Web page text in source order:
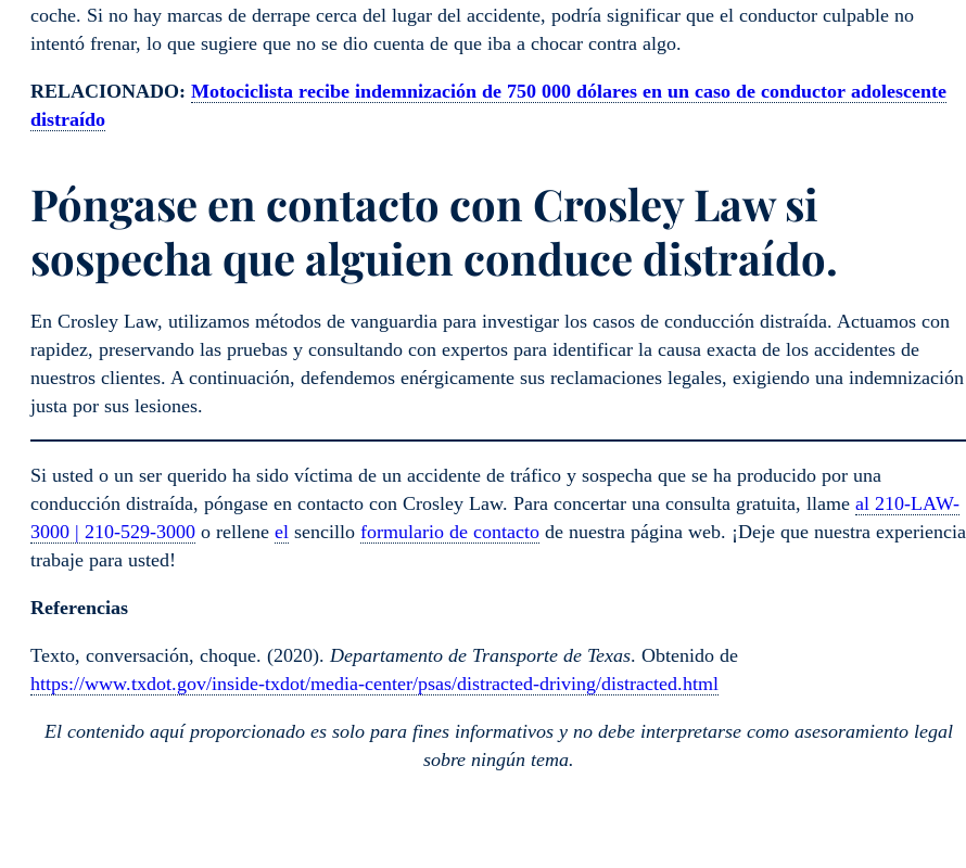
coche. Si no hay marcas de derrape cerca del lugar del accidente, podría significar que el conductor culpable no
intentó frenar, lo que sugiere que no se dio cuenta de que iba a chocar contra algo.
RELACIONADO: Motociclista recibe indemnización de 750 000 dólares en un caso de conductor adolescente
distraído
Póngase en contacto con Crosley Law si
sospecha que alguien conduce distraído.
En Crosley Law, utilizamos métodos de vanguardia para investigar los casos de conducción distraída. Actuamos con
rapidez, preservando las pruebas y consultando con expertos para identificar la causa exacta de los accidentes de
nuestros clientes. A continuación, defendemos enérgicamente sus reclamaciones legales, exigiendo una indemnización
justa por sus lesiones.
Si usted o un ser querido ha sido víctima de un accidente de tráfico y sospecha que se ha producido por una
conducción distraída, póngase en contacto con Crosley Law. Para concertar una consulta gratuita, llame al 210-LAW-
3000 | 210-529-3000 o rellene el sencillo formulario de contacto de nuestra página web. ¡Deje que nuestra experiencia
trabaje para usted!
Referencias
Texto, conversación, choque. (2020). Departamento de Transporte de Texas. Obtenido de
https://www.txdot.gov/inside-txdot/media-center/psas/distracted-driving/distracted.html
El contenido aquí proporcionado es solo para fines informativos y no debe interpretarse como asesoramiento legal
sobre ningún tema.